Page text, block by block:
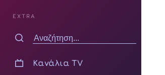
EXTRA
Κανάλια TV